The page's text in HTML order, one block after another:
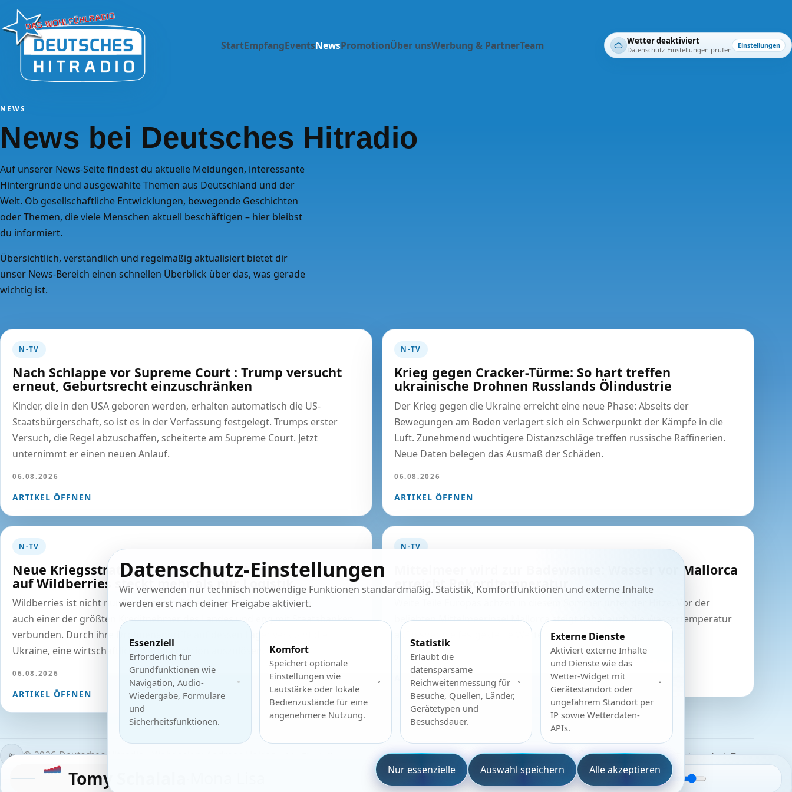
StartEmpfangEventsNewsPromotionÜber unsWerbung & PartnerTeam Wetter deaktiviert
Datenschutz-Einstellungen prüfen Einstellungen
NEWS
News bei Deutsches Hitradio
Auf unserer News-Seite findest du aktuelle Meldungen, interessante
Hintergründe und ausgewählte Themen aus Deutschland und der
Welt. Ob gesellschaftliche Entwicklungen, bewegende Geschichten
oder Themen, die viele Menschen aktuell beschäftigen – hier bleibst
du informiert.
Übersichtlich, verständlich und regelmäßig aktualisiert bietet dir
unser News-Bereich einen schnellen Überblick über das, was gerade
wichtig ist.
N-TV
Nach Schlappe vor Supreme Court : Trump versucht
erneut, Geburtsrecht einzuschränken
Kinder, die in den USA geboren werden, erhalten automatisch die US-
Staatsbürgerschaft, so ist es in der Verfassung festgelegt. Trumps erster
Versuch, die Regel abzuschaffen, scheiterte am Supreme Court. Jetzt
unternimmt er einen neuen Anlauf.
06.08.2026
ARTIKEL ÖFFNEN
N-TV
Krieg gegen Cracker-Türme: So hart treffen
ukrainische Drohnen Russlands Ölindustrie
Der Krieg gegen die Ukraine erreicht eine neue Phase: Abseits der
Bewegungen am Boden verlagert sich ein Schwerpunkt der Kämpfe in die
Luft. Zunehmend wuchtigere Distanzschläge treffen russische Raffinerien.
Neue Daten belegen das Ausmaß der Schäden.
06.08.2026
ARTIKEL ÖFFNEN
N-TV
Neue Kriegsstrategie: Hinter Kiews Angriffen
auf Wildberries steckt mehr als nur Logistik
Wildberries ist nicht nur Russlands größter Onlinehändler, sondern
auch einer der größten Kreditnehmer des Landes und eng mit Staatsbanken
verbunden. Durch ihre Drohnenangriffe auf dessen Lager versucht die
Ukraine, eine wirtschaftliche Kettenreaktion auszulösen.
06.08.2026
ARTIKEL ÖFFNEN
N-TV
Mittelmeer wird zur Badewanne: Wasser vor Mallorca
erreicht Rekordtemperatur
Weite Teile Europas ächzen in diesem Sommer unter der Hitze. Vor der
beliebten Mittelmeerinsel Mallorca steigt dabei auch die Wassertemperatur
06.08.2026
ARTIKEL ÖFFNEN
© 2026 Deutsches Hitradio · Webdesign: Andreas Holdt KontaktImpressum Datenschutz Team
Tomy Schalala
Datenschutz-Einstellungen
Wir verwenden nur technisch notwendige Funktionen standardmäßig. Statistik, Komfortfunktionen und externe Inhalte
werden erst nach deiner Freigabe aktiviert.
Essenziell
Erforderlich für
Grundfunktionen wie
Navigation, Audio-
Wiedergabe, Formulare
und
Sicherheitsfunktionen.
Komfort
Speichert optionale
Einstellungen wie
Lautstärke oder lokale
Bedienzustände für eine
angenehmere Nutzung.
Statistik
Erlaubt die
datensparsame
Reichweitenmessung für
Besuche, Quellen, Länder,
Gerätetypen und
Besuchsdauer.
Externe Dienste
Aktiviert externe Inhalte
und Dienste wie das
Wetter-Widget mit
Gerätestandort oder
ungefährem Standort per
IP sowie Wetterdaten-
APIs.
Nur essenzielle Auswahl speichern Alle akzeptieren